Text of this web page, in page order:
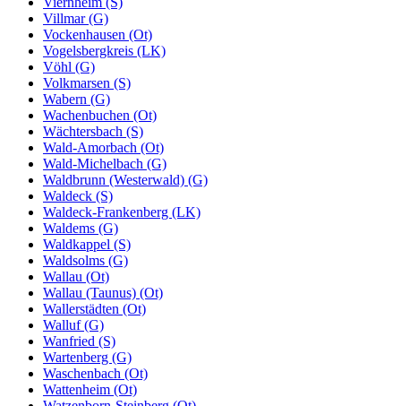
Villmar (G)
Vockenhausen (Ot)
Vogelsbergkreis (LK)
Vöhl (G)
Volkmarsen (S)
Wabern (G)
Wachenbuchen (Ot)
Wächtersbach (S)
Wald-Amorbach (Ot)
Wald-Michelbach (G)
Waldbrunn (Westerwald) (G)
Waldeck (S)
Waldeck-Frankenberg (LK)
Waldems (G)
Waldkappel (S)
Waldsolms (G)
Wallau (Ot)
Wallau (Taunus) (Ot)
Wallerstädten (Ot)
Walluf (G)
Wanfried (S)
Wartenberg (G)
Waschenbach (Ot)
Wattenheim (Ot)